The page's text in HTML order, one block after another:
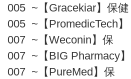
005 ~【Gracekiar】保健
005 ~【PromedicTech】
007 ~【Weconin】保
007 ~【BIG Pharmacy】
007 ~【PureMed】保